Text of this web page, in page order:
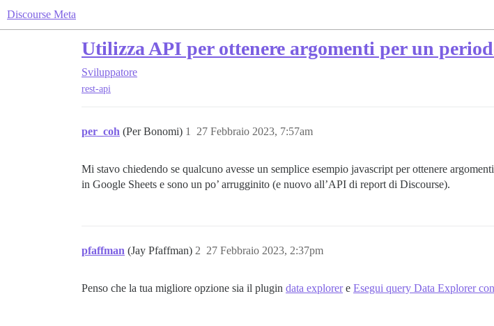
Discourse Meta
Utilizza API per ottenere argomenti per un
Sviluppatore
rest-api
per_coh (Per Bonomi) 27 Febbraio 2023, 7:57am
1
Mi stavo chiedendo se qualcuno avesse un semplice esempio javascript per ottenere
in Google Sheets e sono un po’ arrugginito (e nuovo all’API di report di Discourse).
pfaffman (Jay Pfaffman) 27 Febbraio 2023, 2:37pm
2
Penso che la tua migliore opzione sia il plugin data explorere Esegui query Data Explorer